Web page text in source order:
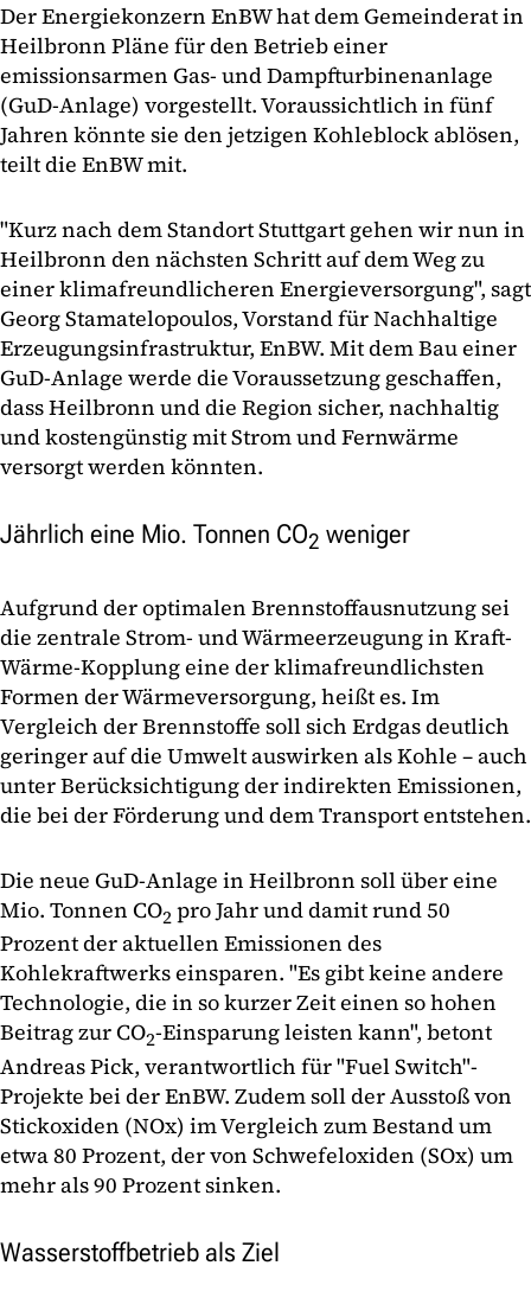
Der Energiekonzern EnBW hat dem Gemeinderat in
Heilbronn Pläne für den Betrieb einer
emissionsarmen Gas- und Dampfturbinenanlage
(GuD-Anlage) vorgestellt. Voraussichtlich in fünf
Jahren könnte sie den jetzigen Kohleblock ablösen,
teilt die EnBW mit.
"Kurz nach dem Standort Stuttgart gehen wir nun in
Heilbronn den nächsten Schritt auf dem Weg zu
einer klimafreundlicheren Energieversorgung", sagt
Georg Stamatelopoulos, Vorstand für Nachhaltige
Erzeugungsinfrastruktur, EnBW. Mit dem Bau einer
GuD-Anlage werde die Voraussetzung geschaffen,
dass Heilbronn und die Region sicher, nachhaltig
und kostengünstig mit Strom und Fernwärme
versorgt werden könnten.
Jährlich eine Mio. Tonnen CO2 weniger
Aufgrund der optimalen Brennstoffausnutzung sei
die zentrale Strom- und Wärmeerzeugung in Kraft-
Wärme-Kopplung eine der klimafreundlichsten
Formen der Wärmeversorgung, heißt es. Im
Vergleich der Brennstoffe soll sich Erdgas deutlich
geringer auf die Umwelt auswirken als Kohle – auch
unter Berücksichtigung der indirekten Emissionen,
die bei der Förderung und dem Transport entstehen.
Die neue GuD-Anlage in Heilbronn soll über eine
Mio. Tonnen CO2pro Jahr und damit rund 50
Prozent der aktuellen Emissionen des
Kohlekraftwerks einsparen. "Es gibt keine andere
Technologie, die in so kurzer Zeit einen so hohen
Beitrag zur CO2-Einsparung leisten kann", betont
Andreas Pick, verantwortlich für "Fuel Switch"-
Projekte bei der EnBW. Zudem soll der Ausstoß von
Stickoxiden (NOx) im Vergleich zum Bestand um
etwa 80 Prozent, der von Schwefeloxiden (SOx) um
mehr als 90 Prozent sinken.
Wasserstoffbetrieb als Ziel